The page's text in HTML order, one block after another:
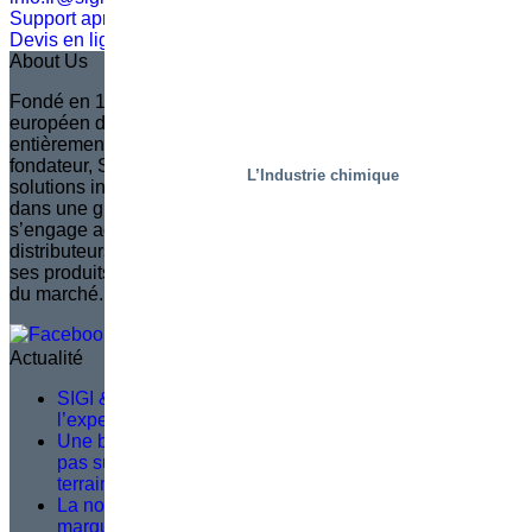
L’Industrie chimique
Support après-vente
Devis en ligne
About Us
Fondé en 1935 en Suède, Marco est aujourd’hui le leader
européen dans la conception d’élévateurs à ciseaux
entièrement personnalisés. Fidèle à l’héritage de son
fondateur, Sven Marcusson, Marco est reconnu pour ses
solutions innovantes qui améliorent la sécurité et l’efficacité
dans une grande diversité d’applications. La marque
s’engage activement à développer et former un réseau de
distributeurs qualifiés, garantissant ainsi que l’évolution de
ses produits reste toujours en phase avec les besoins réels
du marché.
Actualité
SIGI & HAMON Élévation : Un partenariat fondé sur
l’expertise, la précision et un objectif commun
Une bonne formation au service après-vente ne repose
pas sur la théorie, mais sur ce qui se passe sur le
terrain
La norme EN 1570-1:2024 devient obligatoire pour le
marquage CE – Ce que vous devez savoir